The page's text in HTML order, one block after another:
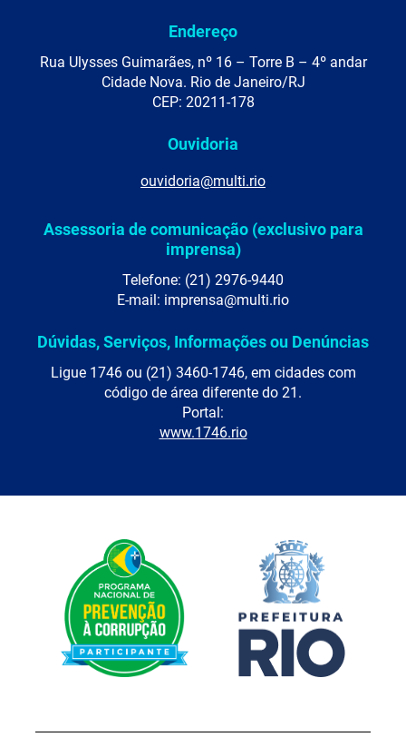
Endereço
Rua Ulysses Guimarães, nº 16 – Torre B – 4º andar
Cidade Nova. Rio de Janeiro/RJ
CEP: 20211-178
Ouvidoria
ouvidoria@multi.rio
Assessoria de comunicação (exclusivo para
imprensa)
Telefone: (21) 2976-9440
E-mail: imprensa@multi.rio
Dúvidas, Serviços, Informações ou Denúncias
Ligue 1746 ou (21) 3460-1746, em cidades com
código de área diferente do 21.
Portal:
www.1746.rio